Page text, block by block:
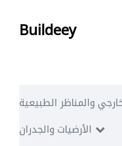
Buildeey
والمناظر الطبيعية
الأرضيات والجدران